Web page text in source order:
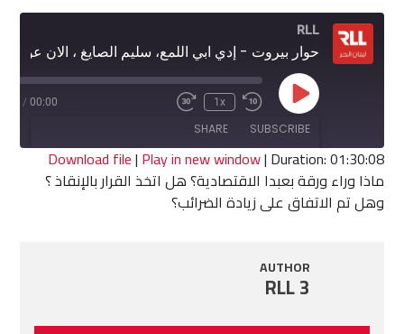
RLL
Play
Episode
Rewind
10
Seconds
1x
Fast
seconds
00:00
/
SUBSCRIBE
SHARE
RSS FEED
SHARE
Download file| Play in new window| Duration: 01:30:08
ماذا وراء ورقة بعبدا الاقتصادية؟ هل اتخذ القرار بالإنقاذ ؟
وهل تم الاتفاق على زيادة الضرائب؟
AUTHOR
RLL 3